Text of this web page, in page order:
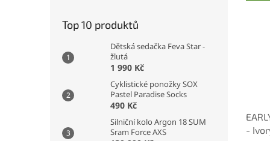
Top 10 produktů
Dětská sedačka Feva Star -
žlutá
1 990 Kč
Cyklistické ponožky SOX
Pastel Paradise Socks
490 Kč
Silniční kolo Argon 18 SUM
Sram Force AXS
-